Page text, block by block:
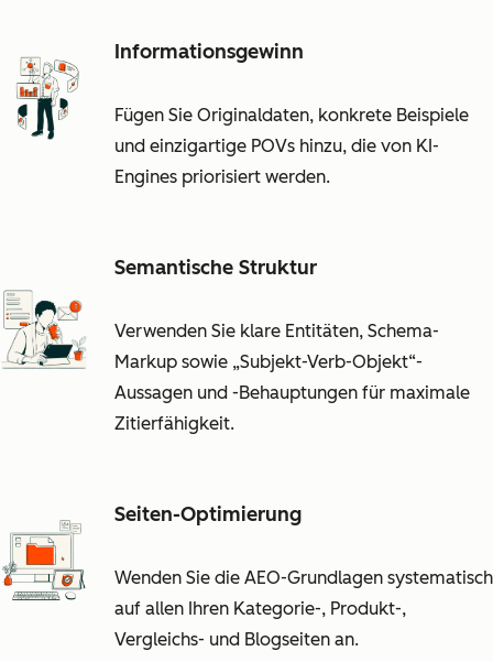
Informationsgewinn
Fügen Sie Originaldaten, konkrete Beispiele
und einzigartige POVs hinzu, die von KI-
Engines priorisiert werden.
Semantische Struktur
Verwenden Sie klare Entitäten, Schema-
Markup sowie „Subjekt-Verb-Objekt“-
Aussagen und -Behauptungen für maximale
Zitierfähigkeit.
Seiten-Optimierung
Wenden Sie die AEO-Grundlagen systematisch
auf allen Ihren Kategorie-, Produkt-,
Vergleichs- und Blogseiten an.